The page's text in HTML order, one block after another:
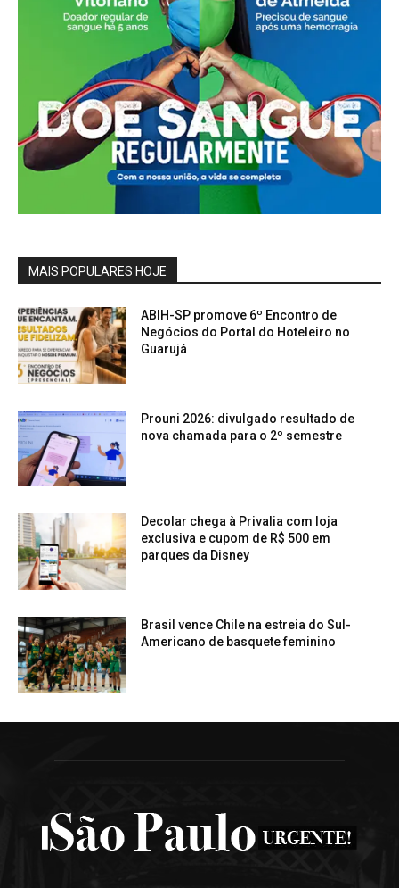
MAIS POPULARES HOJE
ABIH-SP promove 6º Encontro de
Negócios do Portal do Hoteleiro no
Guarujá
Prouni 2026: divulgado resultado de
nova chamada para o 2º semestre
Decolar chega à Privalia com loja
exclusiva e cupom de R$ 500 em
parques da Disney
Brasil vence Chile na estreia do Sul-
Americano de basquete feminino